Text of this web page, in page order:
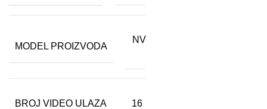
MODEL PROIZVODA
NVR302-
BROJ VIDEO ULAZA 16